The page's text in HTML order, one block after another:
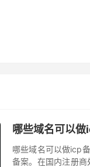
哪些域名可以
哪些域名可以做icp
备案。在国内注册商